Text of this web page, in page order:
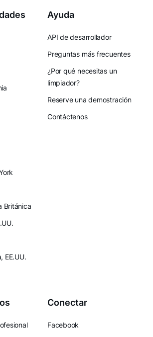
Británica
EE.UU.
Ayuda
API de desarrollador
Preguntas más frecuentes
¿Por qué necesitas un
limpiador?
Reserve una demostración
Contáctenos
Conectar
Facebook